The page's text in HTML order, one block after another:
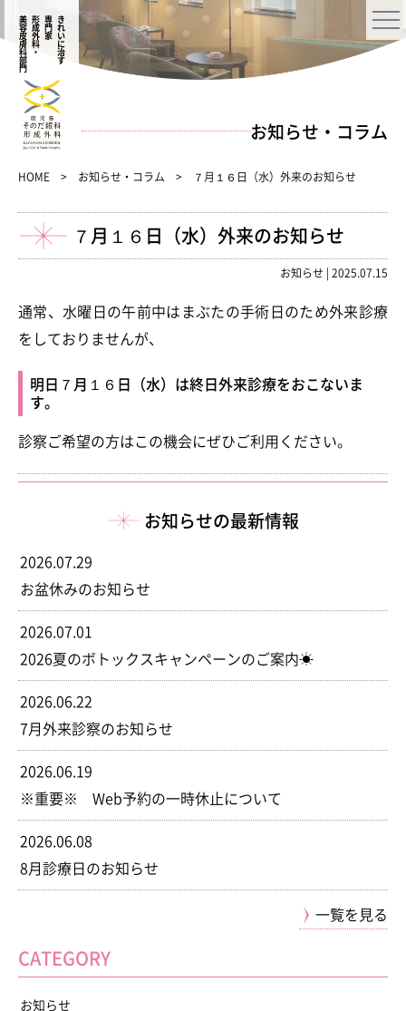
きれいに治す
専門家
形成外科・
美容皮膚科部門
お知らせ・コラム
HOME お知らせ・コラム ７月１６日（水）外来のお知らせ
７月１６日（水）外来のお知らせ
お知らせ 2025.07.15
通常、水曜日の午前中はまぶたの手術日のため外来診療
をしておりませんが、
明日７月１６日（水）は終日外来診療をおこないま
す。
診察ご希望の方はこの機会にぜひご利用ください。
お知らせの最新情報
2026.07.29
お盆休みのお知らせ
2026.07.01
2026夏のボトックスキャンペーンのご案内☀
2026.06.22
7月外来診察のお知らせ
2026.06.19
※重要※ Web予約の一時休止について
2026.06.08
8月診療日のお知らせ
一覧を見る
CATEGORY
お知らせ